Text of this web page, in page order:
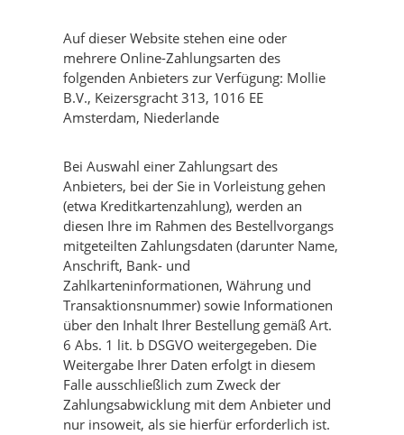
Auf dieser Website stehen eine oder
mehrere Online-Zahlungsarten des
folgenden Anbieters zur Verfügung: Mollie
B.V., Keizersgracht 313, 1016 EE
Amsterdam, Niederlande
Bei Auswahl einer Zahlungsart des
Anbieters, bei der Sie in Vorleistung gehen
(etwa Kreditkartenzahlung), werden an
diesen Ihre im Rahmen des Bestellvorgangs
mitgeteilten Zahlungsdaten (darunter Name,
Anschrift, Bank- und
Zahlkarteninformationen, Währung und
Transaktionsnummer) sowie Informationen
über den Inhalt Ihrer Bestellung gemäß Art.
6 Abs. 1 lit. b DSGVO weitergegeben. Die
Weitergabe Ihrer Daten erfolgt in diesem
Falle ausschließlich zum Zweck der
Zahlungsabwicklung mit dem Anbieter und
nur insoweit, als sie hierfür erforderlich ist.